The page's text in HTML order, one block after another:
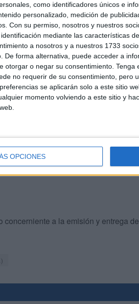
como identificadores únicos e
personalizado, medición de
Con su permiso, nosotros y nuestros
mediante las características
a nosotros y a nuestros 1733
De forma alternativa, puede acceder a
otorgar o negar su consentimiento. Tenga
no requerir de su consentimiento, pero
se aplicarán solo a este sitio
momento volviendo a este sitio y
OPCIONES
de Sanidad ha indicado que más
de las vacunas disponibles
prevé comenzar con la
insistido en que es imprescindible
a la emisión y entrega